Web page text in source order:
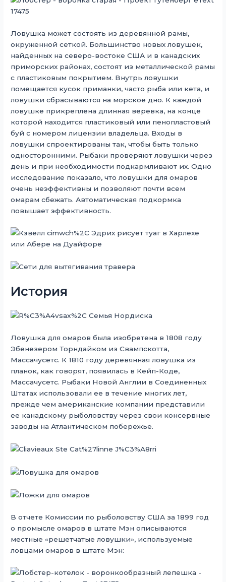
Ловушка может состоять из деревянной рамы,
окруженной сеткой. Большинство новых ловушек,
найденных на северо-востоке США и в канадских
приморских районах, состоят из металлической рамы
с пластиковым покрытием. Внутрь ловушки
помещается кусок приманки, часто рыба или кета, и
ловушки сбрасываются на морское дно. К каждой
ловушке прикреплена длинная веревка, на конце
которой находится пластиковый или пенопластовый
буй с номером лицензии владельца. Входы в
ловушки спроектированы так, чтобы быть только
односторонними. Рыбаки проверяют ловушки через
день и при необходимости подкармливают их. Одно
исследование показало, что ловушки для омаров
очень неэффективны и позволяют почти всем
омарам сбежать. Автоматическая подкормка
повышает эффективность.
История
Ловушка для омаров была изобретена в 1808 году
Эбенезером Торндайком из Свампскотта,
Массачусетс. К 1810 году деревянная ловушка из
планок, как говорят, появилась в Кейп-Коде,
Массачусетс. Рыбаки Новой Англии в Соединенных
Штатах использовали ее в течение многих лет,
прежде чем американские компании представили
ее канадскому рыболовству через свои консервные
заводы на Атлантическом побережье.
В отчете Комиссии по рыболовству США за 1899 год
о промысле омаров в штате Мэн описываются
местные «решетчатые ловушки», используемые
ловцами омаров в штате Мэн: